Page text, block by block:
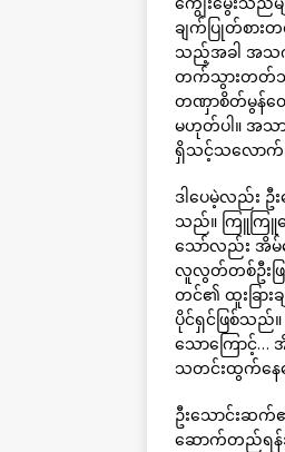
ချက်ပြုတ်စာ
သည့်အခါ အသက်
တက်သွားတတ်သ
တဏှာစိတ်မွန်တ
မဟုတ်ပါ။ အသ
ရှိသင့်သလော
ဒါပေမဲ့လည်း
သည်။ ကြူကြူယ
သော်လည်း အိမ်ထ
လူလွတ်တစ်ဦး
တင်၏ ထူးခြာ
ပိုင်ရှင်ဖြစ်သည်
သောကြောင့်…
သတင်းထွက်နေ
ဦးသောင်းဆ
ဆောက်တည်ရန်